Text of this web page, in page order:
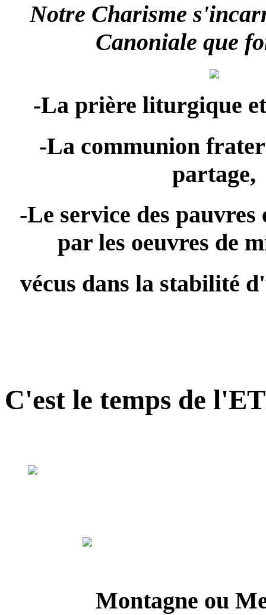
Notre Charisme
Canoniale que
-La prière liturgique
-La communion
partage,
-Le service des pauvres
par les oeuvres de
vécus dans la stabilité
C'est le temps de
Montagne